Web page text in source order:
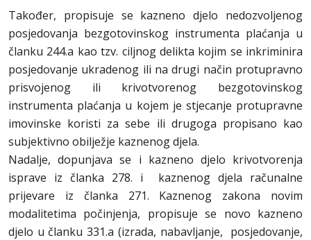
Također, propisuje se kazneno djelo nedozvoljenog
posjedovanja bezgotovinskog instrumenta plaćanja u
članku 244.a kao tzv. ciljnog delikta kojim se inkriminira
posjedovanje ukradenog ili na drugi način protupravno
prisvojenog ili krivotvorenog bezgotovinskog
instrumenta plaćanja u kojem je stjecanje protupravne
imovinske koristi za sebe ili drugoga propisano kao
subjektivno obilježje kaznenog djela.
Nadalje, dopunjava se i kazneno djelo krivotvorenja
isprave iz članka 278. i kaznenog djela računalne
prijevare iz članka 271. Kaznenog zakona novim
modalitetima počinjenja, propisuje se novo kazneno
djelo u članku 331.a (izrada, nabavljanje, posjedovanje,